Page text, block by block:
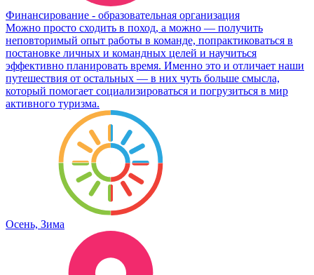
Финансирование - образовательная организация
Можно просто сходить в поход, а можно — получить
неповторимый опыт работы в команде, попрактиковаться в
постановке личных и командных целей и научиться
эффективно планировать время. Именно это и отличает наши
путешествия от остальных — в них чуть больше смысла,
который помогает социализироваться и погрузиться в мир
активного туризма.
Осень, Зима